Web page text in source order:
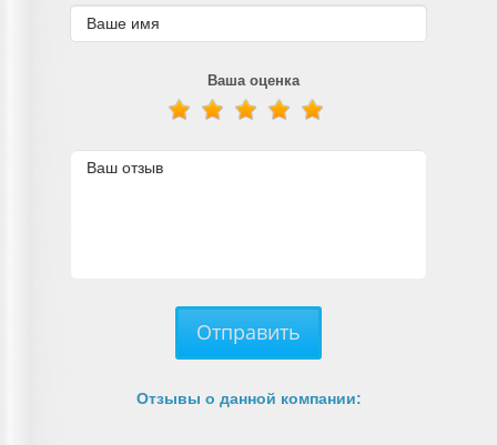
Ваша оценка
Отправить
Отзывы о данной компании: